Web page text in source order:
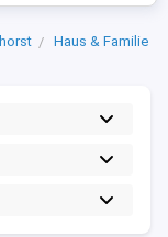
Haus & Familie